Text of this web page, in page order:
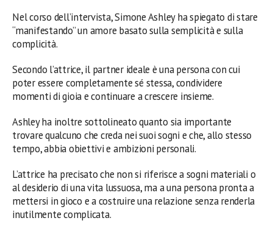
Nel corso dell’intervista, Simone Ashley ha spiegato di stare
“manifestando” un amore basato sulla semplicità e sulla
complicità.
Secondo l’attrice, il partner ideale è una persona con cui
poter essere completamente sé stessa, condividere
momenti di gioia e continuare a crescere insieme.
Ashley ha inoltre sottolineato quanto sia importante
trovare qualcuno che creda nei suoi sogni e che, allo stesso
tempo, abbia obiettivi e ambizioni personali.
L’attrice ha precisato che non si riferisce a sogni materiali o
al desiderio di una vita lussuosa, ma a una persona pronta a
mettersi in gioco e a costruire una relazione senza renderla
inutilmente complicata.